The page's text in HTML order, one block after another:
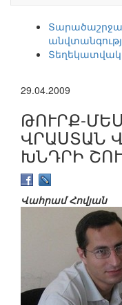
29.04.2009
ԹՈՒՐՔ-
ՎՐԱՍՏԱՆ
ԽՆԴՐԻ
Վահրամ Հովյան